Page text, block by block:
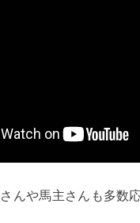
んや馬主さんも多数